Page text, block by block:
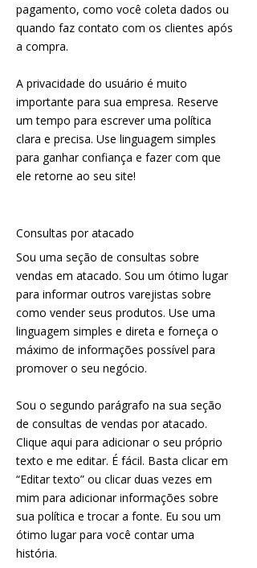
pagamento, como você coleta dados ou
quando faz contato com os clientes após
a compra.
A privacidade do usuário é muito
importante para sua empresa. Reserve
um tempo para escrever uma política
clara e precisa. Use linguagem simples
para ganhar confiança e fazer com que
ele retorne ao seu site!
Consultas por atacado
Sou uma seção de consultas sobre
vendas em atacado. Sou um ótimo lugar
para informar outros varejistas sobre
como vender seus produtos. Use uma
linguagem simples e direta e forneça o
máximo de informações possível para
promover o seu negócio.
Sou o segundo parágrafo na sua seção
de consultas de vendas por atacado.
Clique aqui para adicionar o seu próprio
texto e me editar. É fácil. Basta clicar em
“Editar texto” ou clicar duas vezes em
mim para adicionar informações sobre
sua política e trocar a fonte. Eu sou um
ótimo lugar para você contar uma
história.